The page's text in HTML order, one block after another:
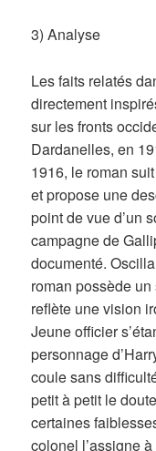
3) Analyse
Les faits relatés
directement
sur les fronts
Dardanelles, en
1916, le roman
et propose une
point de vue d’un
campagne de
documenté.
roman possède
reflète une vision
Jeune officier
personnage
coule sans
petit à petit le
certaines
colonel l’assigne